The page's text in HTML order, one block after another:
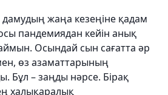
дамудың жаңа кезеңіне қадам
пандемиядан кейін анық
Осындай сын сағатта әр
өз азаматтарының
Бұл – заңды нәрсе. Бірақ
халық­аралық